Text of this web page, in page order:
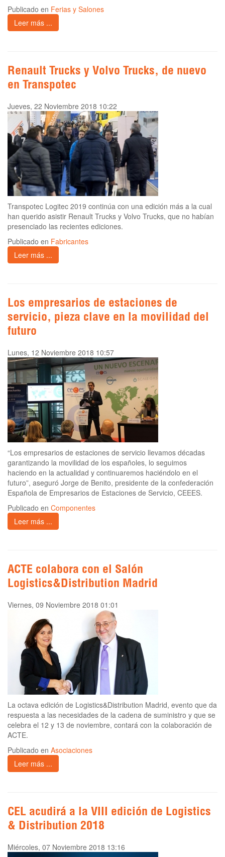
Publicado en Ferias y Salones
Leer más ...
Renault Trucks y Volvo Trucks, de nuevo
en Transpotec
Jueves, 22 Noviembre 2018 10:22
Transpotec Logitec 2019 continúa con una edición más a la cual
han querido asistir Renault Trucks y Volvo Trucks, que no habían
presenciado las recientes ediciones.
Publicado en Fabricantes
Leer más ...
Los empresarios de estaciones de
servicio, pieza clave en la movilidad del
futuro
Lunes, 12 Noviembre 2018 10:57
“Los empresarios de estaciones de servicio llevamos décadas
garantizando la movilidad de los españoles, lo seguimos
haciendo en la actualidad y continuaremos haciéndolo en el
futuro”, aseguró Jorge de Benito, presidente de la confederación
Española de Empresarios de Estaciones de Servicio, CEEES.
Publicado en Componentes
Leer más ...
ACTE colabora con el Salón
Logistics&Distribution Madrid
Viernes, 09 Noviembre 2018 01:01
La octava edición de Logistics&Distribution Madrid, evento que da
respuesta a las necesidades de la cadena de suministro y que se
celebra el 12 y 13 de noviembre, contará con la colaboración de
ACTE.
Publicado en Asociaciones
Leer más ...
CEL acudirá a la VIII edición de Logistics
& Distribution 2018
Miércoles, 07 Noviembre 2018 13:16